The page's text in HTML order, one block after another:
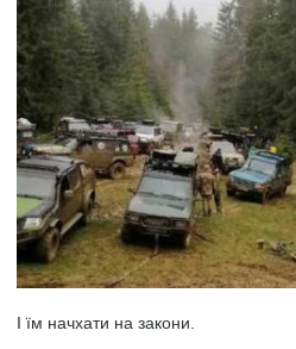
І їм начхати на закони.